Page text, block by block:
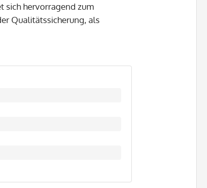
sich hervorragend zum
Qualitätssicherung, als